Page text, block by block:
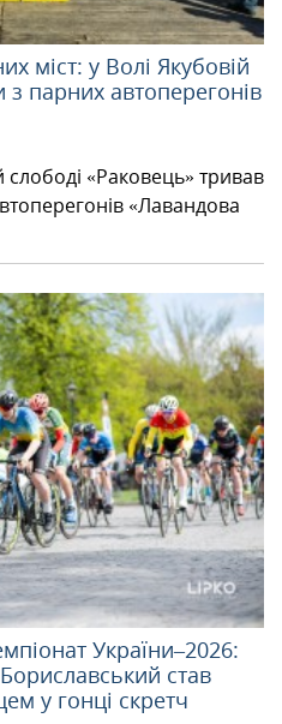
міст: у Волі Якубовій
з парних автоперегонів
слободі «Раковець» тривав
«Лавандова
України–2026:
став
у гонці скретч